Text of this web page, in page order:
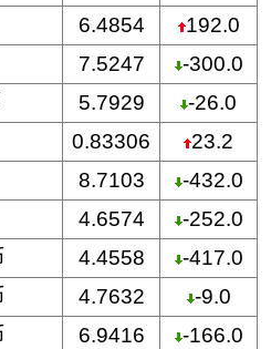
6.4854
192.0
7.5247
-300.0
5.7929
-26.0
0.83306
23.2
8.7103
-432.0
4.6574
-252.0
4.4558
-417.0
4.7632
-9.0
6.9416
-166.0